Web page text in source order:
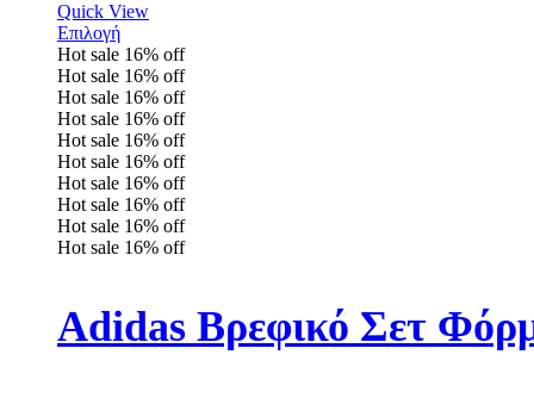
Quick View
Επιλογή
Hot sale 16% off
Hot sale 16% off
Hot sale 16% off
Hot sale 16% off
Hot sale 16% off
Hot sale 16% off
Hot sale 16% off
Hot sale 16% off
Hot sale 16% off
Hot sale 16% off
Adidas Βρεφικό Σετ